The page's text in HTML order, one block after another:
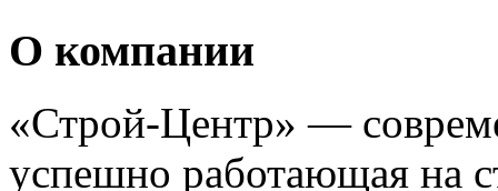
О компании
«Строй-Центр» —
успешно работающая на